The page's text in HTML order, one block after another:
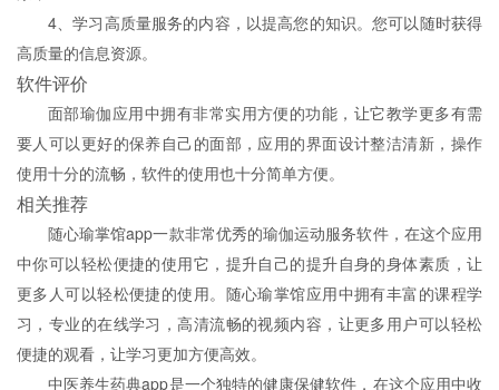
4、学习高质量服务的内容，以提高您的知识。您可以随时获得
高质量的信息资源。
软件评价
面部瑜伽应用中拥有非常实用方便的功能，让它教学更多有需
要人可以更好的保养自己的面部，应用的界面设计整洁清新，操作
使用十分的流畅，软件的使用也十分简单方便。
相关推荐
随心瑜掌馆app一款非常优秀的瑜伽运动服务软件，在这个应用
中你可以轻松便捷的使用它，提升自己的提升自身的身体素质，让
更多人可以轻松便捷的使用。随心瑜掌馆应用中拥有丰富的课程学
习，专业的在线学习，高清流畅的视频内容，让更多用户可以轻松
便捷的观看，让学习更加方便高效。
中医养生药典app是一个独特的健康保健软件，在这个应用中收